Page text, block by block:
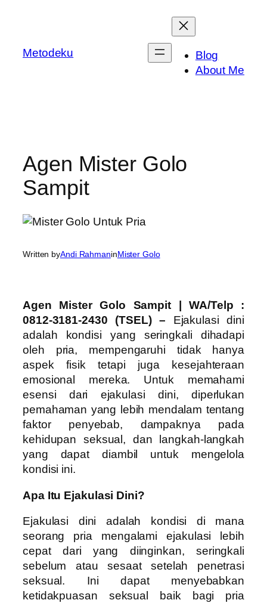
Metodeku
Blog
About Me
Agen Mister Golo
Sampit
Written byAndi RahmaninMister Golo
Agen Mister Golo Sampit | WA/Telp :
0812-3181-2430 (TSEL) – Ejakulasi dini
adalah kondisi yang seringkali dihadapi
oleh pria, mempengaruhi tidak hanya
aspek fisik tetapi juga kesejahteraan
emosional mereka. Untuk memahami
esensi dari ejakulasi dini, diperlukan
pemahaman yang lebih mendalam tentang
faktor penyebab, dampaknya pada
kehidupan seksual, dan langkah-langkah
yang dapat diambil untuk mengelola
kondisi ini.
Apa Itu Ejakulasi Dini?
Ejakulasi dini adalah kondisi di mana
seorang pria mengalami ejakulasi lebih
cepat dari yang diinginkan, seringkali
sebelum atau sesaat setelah penetrasi
seksual. Ini dapat menyebabkan
ketidakpuasan seksual baik bagi pria